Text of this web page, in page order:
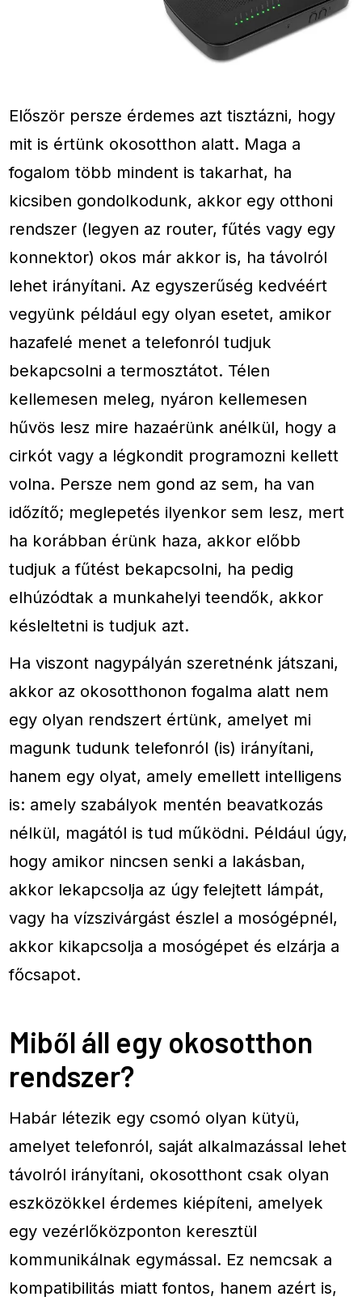
Először persze érdemes azt tisztázni, hogy
mit is értünk okosotthon alatt. Maga a
fogalom több mindent is takarhat, ha
kicsiben gondolkodunk, akkor egy otthoni
rendszer (legyen az router, fűtés vagy egy
konnektor) okos már akkor is, ha távolról
lehet irányítani. Az egyszerűség kedvéért
vegyünk például egy olyan esetet, amikor
hazafelé menet a telefonról tudjuk
bekapcsolni a termosztátot. Télen
kellemesen meleg, nyáron kellemesen
hűvös lesz mire hazaérünk anélkül, hogy a
cirkót vagy a légkondit programozni kellett
volna. Persze nem gond az sem, ha van
időzítő; meglepetés ilyenkor sem lesz, mert
ha korábban érünk haza, akkor előbb
tudjuk a fűtést bekapcsolni, ha pedig
elhúzódtak a munkahelyi teendők, akkor
késleltetni is tudjuk azt.
Ha viszont nagypályán szeretnénk játszani,
akkor az okosotthonon fogalma alatt nem
egy olyan rendszert értünk, amelyet mi
magunk tudunk telefonról (is) irányítani,
hanem egy olyat, amely emellett intelligens
is: amely szabályok mentén beavatkozás
nélkül, magától is tud működni. Például úgy,
hogy amikor nincsen senki a lakásban,
akkor lekapcsolja az úgy felejtett lámpát,
vagy ha vízszivárgást észlel a mosógépnél,
akkor kikapcsolja a mosógépet és elzárja a
főcsapot.
Miből áll egy okosotthon
rendszer?
Habár létezik egy csomó olyan kütyü,
amelyet telefonról, saját alkalmazással lehet
távolról irányítani, okosotthont csak olyan
eszközökkel érdemes kiépíteni, amelyek
egy vezérlőközponton keresztül
kommunikálnak egymással. Ez nemcsak a
kompatibilitás miatt fontos, hanem azért is,